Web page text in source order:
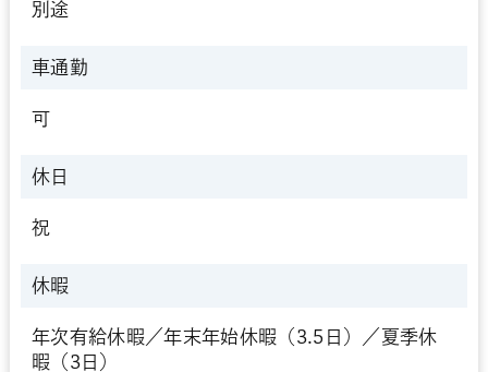
別途
車通勤
可
休日
祝
休暇
年次有給休暇／年末年始休暇（3.5日）／夏季休
暇（3日）